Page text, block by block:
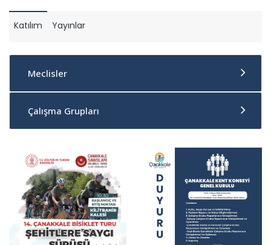
Katılım Yayınlar
Meclisler
Çalışma Grupları